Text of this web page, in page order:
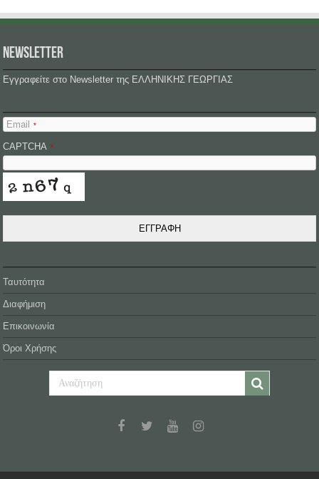
NEWSLETTER
Εγγραφείτε στο Newsletter της ΕΛΛΗΝΙΚΗΣ ΓΕΩΡΓΙΑΣ
Email *
CAPTCHA *
ΕΓΓΡΑΦΗ
Ταυτότητα
Διαφήμιση
Επικοινωνία
Όροι Χρήσης